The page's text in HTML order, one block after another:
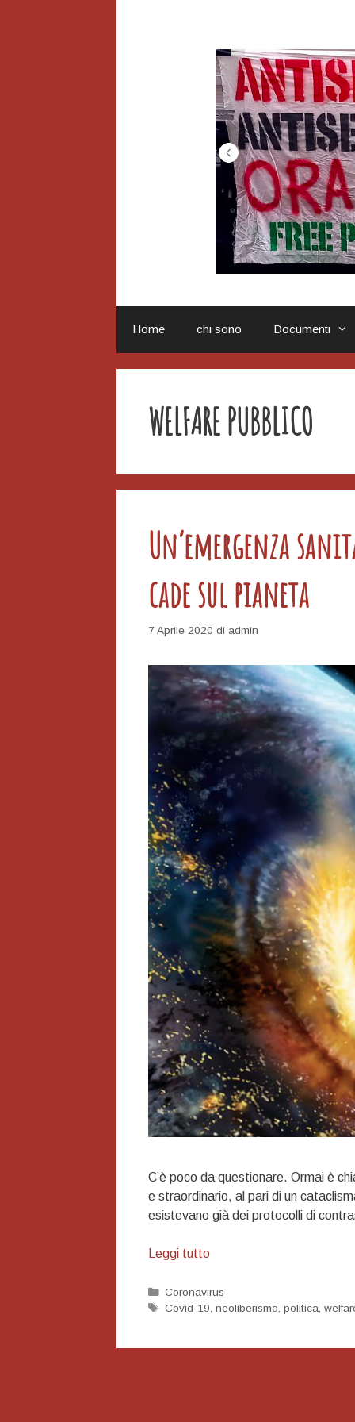
Home chi sono Documenti
WELFARE PUBBLICO
Un’emergenza
cade sul pianeta
7 Aprile 2020 di admin
C’è poco da questionare. Ormai è
e straordinario, al pari di un
esistevano già dei protocolli di
Leggi tuttoUn’emergenza
non
è
un’asteroide
Categorie
Coronavirus
Tag
Covid-19 ,neoliberismo ,politica ,